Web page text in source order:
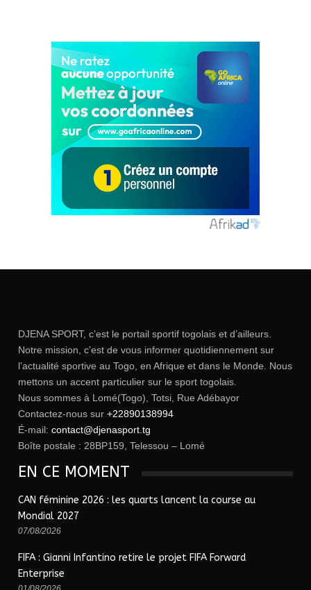
DJENA SPORT, c’est le portail sportif togolais et d’ailleurs.
Notre mission, c’est de vous informer quotidiennement sur
l’actualité sportive au Togo, en Afrique et dans le Monde. Nous
mettons un accent particulier sur le sport togolais.
Nous sommes à Lomé(Togo), Totsi, Rue Adébayor
Contactez-nous sur +22890138994
É-mail: contact@djenasport.tg
Boîte postale : 28BP159, Telessou – Lomé
EN CE MOMENT
CAN féminine 2026 : les quarts lancent la course au
Mondial 2027
07/08/2026
FIFA : Gianni Infantino retire le projet FIFA Forward
Enterprise